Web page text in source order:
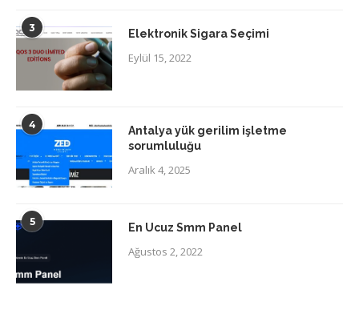
3 Elektronik Sigara Seçimi
Eylül 15, 2022
4
Antalya yük gerilim işletme
sorumluluğu
Aralık 4, 2025
5 En Ucuz Smm Panel
Ağustos 2, 2022